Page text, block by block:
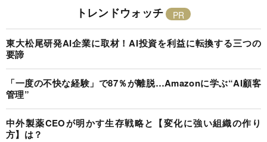
トレンドウォッチ
東大松尾研発AI企業に取材！AI投資を利益に転換する三つの
要諦
「一度の不快な経験」で87％が離脱…Amazonに学ぶ“AI顧客
管理”
中外製薬CEOが明かす生存戦略と【変化に強い組織の作り
方】は？